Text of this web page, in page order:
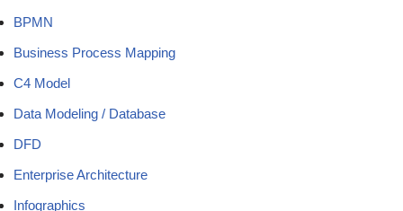
BPMN
Business Process Mapping
C4 Model
Data Modeling / Database
DFD
Enterprise Architecture
Infographics